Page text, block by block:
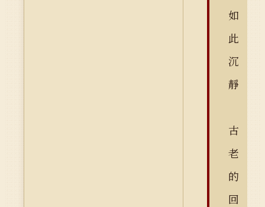
如
此
沉
靜
古
老
的
回